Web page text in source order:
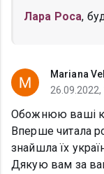
Лара Роса,
Mariana
26.09.2022,
Обожнюю ваші
Вперше читала
знайшла їх
Дякую вам за